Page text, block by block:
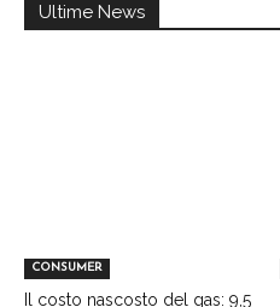
Ultime News
CONSUMER
Il costo nascosto del gas: 9,5